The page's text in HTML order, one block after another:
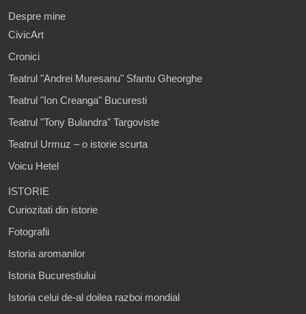
Despre mine
CivicArt
Cronici
Teatrul "Andrei Muresanu" Sfantu Gheorghe
Teatrul "Ion Creanga" Bucuresti
Teatrul "Tony Bulandra" Targoviste
Teatrul Urmuz – o istorie scurta
Voicu Hetel
ISTORIE
Curiozitati din istorie
Fotografii
Istoria aromanilor
Istoria Bucurestiului
Istoria celui de-al doilea razboi mondial